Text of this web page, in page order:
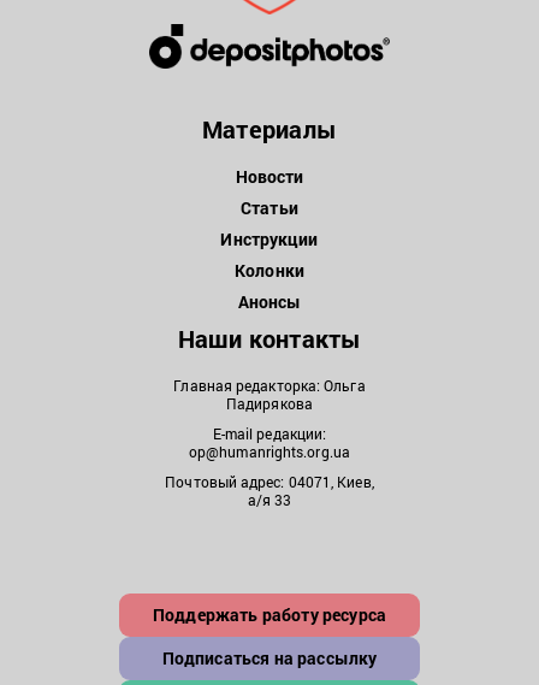
Материалы
Новости
Статьи
Инструкции
Колонки
Анонсы
Наши контакты
Главная редакторка: Ольга
Падирякова
E-mail редакции:
op@humanrights.org.ua
Почтовый адрес: 04071, Киев,
а/я 33
Поддержать работу ресурса
Подписаться на рассылку